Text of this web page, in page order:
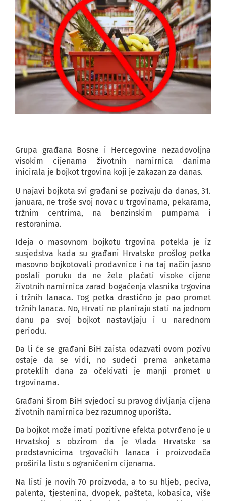
Grupa građana Bosne i Hercegovine nezadovoljna
visokim cijenama životnih namirnica danima
inicirala je bojkot trgovina koji je zakazan za danas.
U najavi bojkota svi građani se pozivaju da danas, 31.
januara, ne troše svoj novac u trgovinama, pekarama,
tržnim centrima, na benzinskim pumpama i
restoranima.
Ideja o masovnom bojkotu trgovina potekla je iz
susjedstva kada su građani Hrvatske prošlog petka
masovno bojkotovali prodavnice i na taj način jasno
poslali poruku da ne žele plaćati visoke cijene
životnih namirnica zarad bogaćenja vlasnika trgovina
i tržnih lanaca. Tog petka drastično je pao promet
tržnih lanaca. No, Hrvati ne planiraju stati na jednom
danu pa svoj bojkot nastavljaju i u narednom
periodu.
Da li će se građani BiH zaista odazvati ovom pozivu
ostaje da se vidi, no sudeći prema anketama
proteklih dana za očekivati je manji promet u
trgovinama.
Građani širom BiH svjedoci su pravog divljanja cijena
životnih namirnica bez razumnog uporišta.
Da bojkot može imati pozitivne efekta potvrđeno je u
Hrvatskoj s obzirom da je Vlada Hrvatske sa
predstavnicima trgovačkih lanaca i proizvođača
proširila listu s ograničenim cijenama.
Na listi je novih 70 proizvoda, a to su hljeb, peciva,
palenta, tjestenina, dvopek, pašteta, kobasica, više